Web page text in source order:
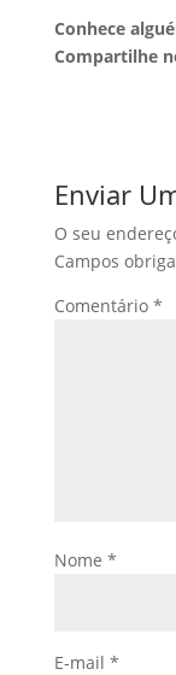
Conhece
Compartilhe
Enviar
O seu
Campos
Comentário *
Nome *
E-mail *